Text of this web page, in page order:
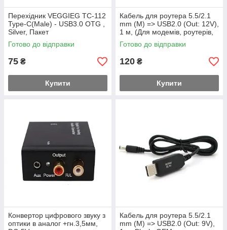
Перехідник VEGGIEG TC-112
Type-C(Male) - USB3.0 OTG ,
Silver, Пакет
Готово до відправки
75 ₴
Купити
Кабель для роутера 5.5/2.1
mm (M) => USB2.0 (Out: 12V),
1 м, (Для модемів, роутерів,
хабів, світчів від PowerBank)
Готово до відправки
120 ₴
Купити
Конвертор цифрового звуку з
оптики в аналог +гн.3,5мм,
Кабель для роутера 5.5/2.1
mm (M) => USB2.0 (Out: 9V),